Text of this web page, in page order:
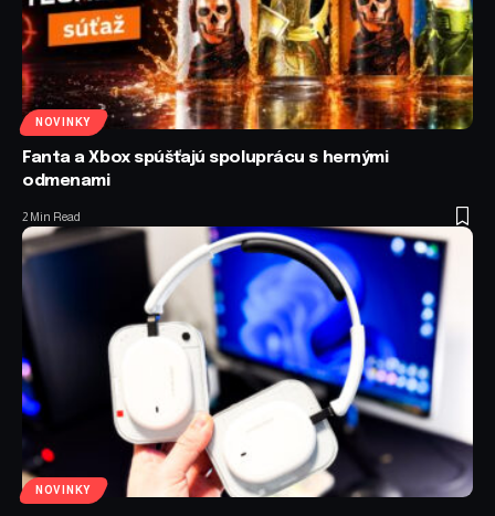
NOVINKY
Fanta a Xbox spúšťajú spoluprácu s hernými
odmenami
2 Min Read
NOVINKY